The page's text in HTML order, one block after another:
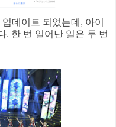
데이트 되었는데, 아이
. 한 번 일어난 일은 두 번